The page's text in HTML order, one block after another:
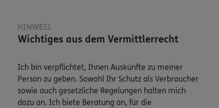
HINWEIS
Wichtiges aus dem Vermittlerrecht
Ich bin verpflichtet, Ihnen Auskünfte zu meiner
Person zu geben. Sowohl Ihr Schutz als Verbraucher
sowie auch gesetzliche Regelungen halten mich
dazu an. Ich biete Beratung an, für die